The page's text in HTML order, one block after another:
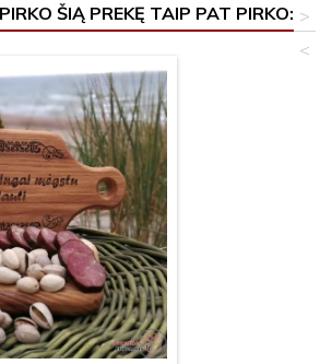
ŠIĄ PREKĘ TAIP PAT PIRKO: >
<